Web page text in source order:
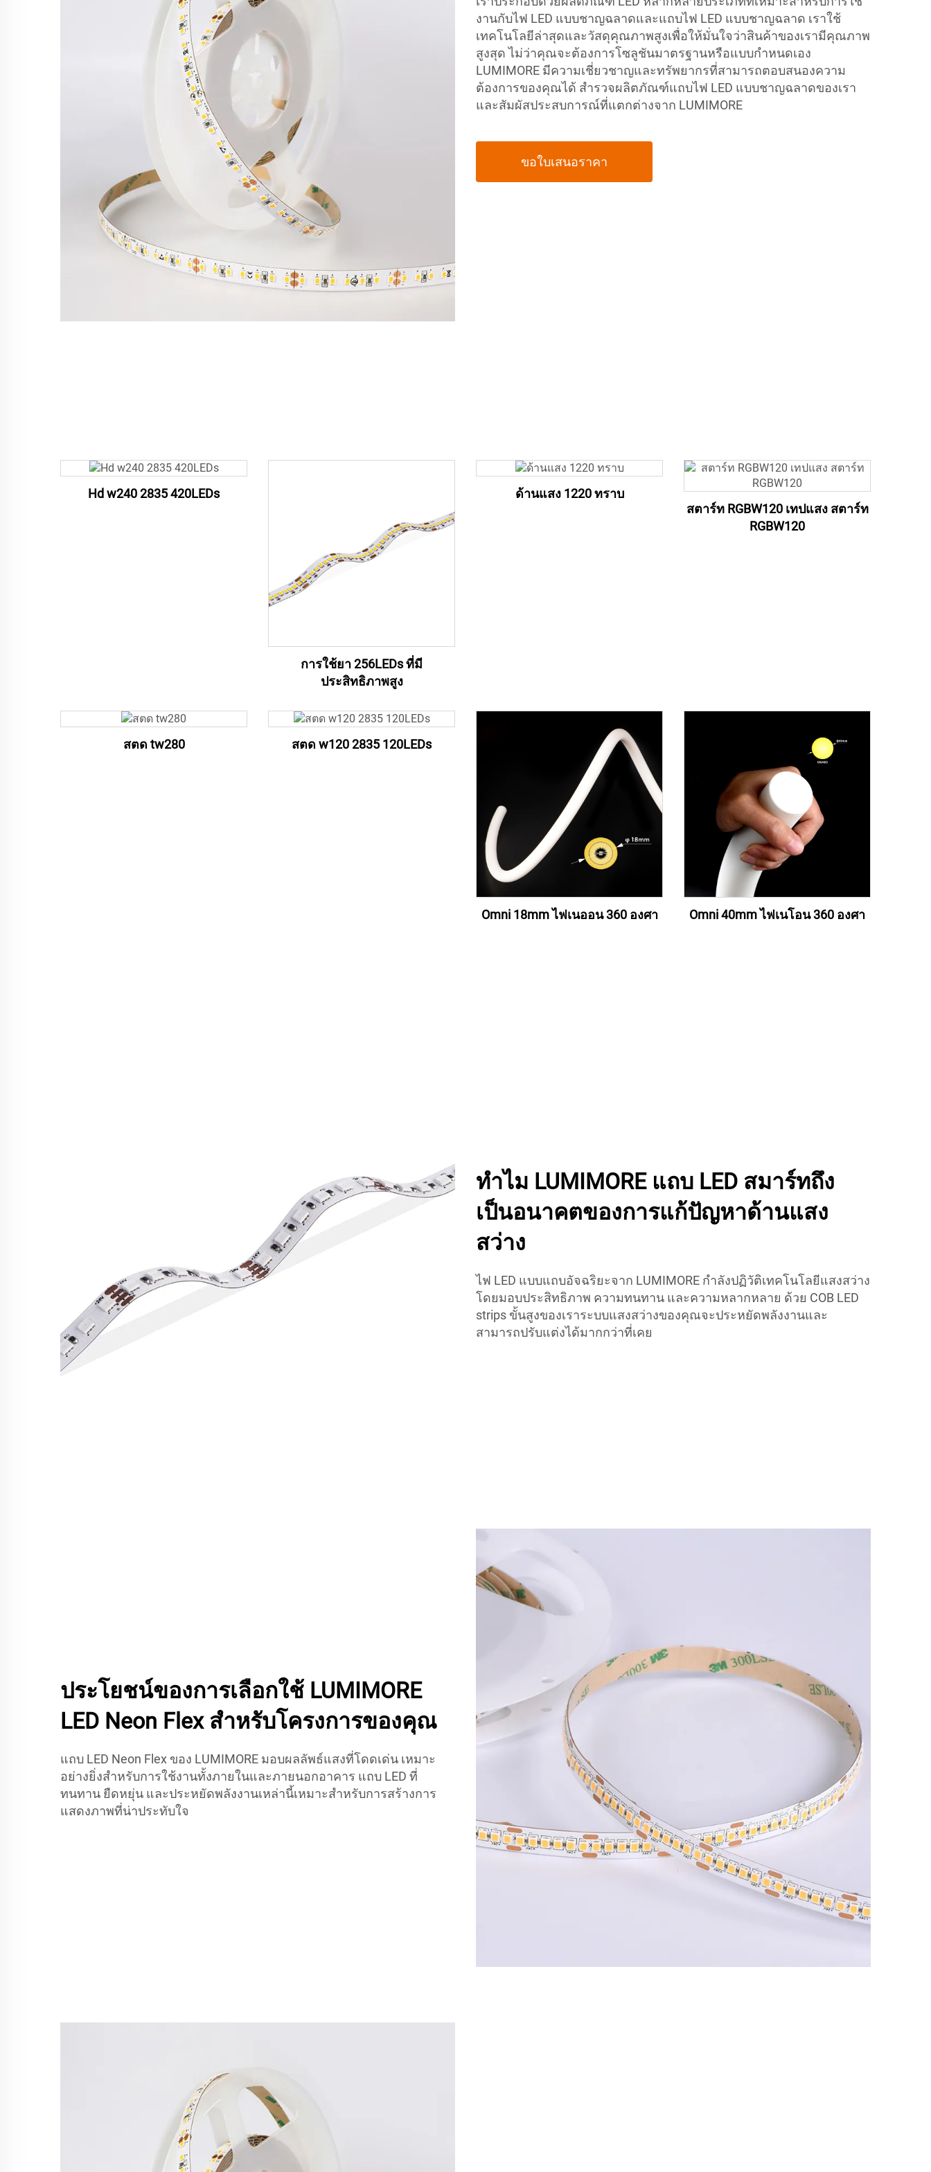
งานกับไฟ LED แบบชาญฉลาดและแถบไฟ LED แบบชาญฉลาด เราใช้
เทคโนโลยีล่าสุดและวัสดุคุณภาพสูงเพื่อให้มั่นใจว่าสินค้าของเรามีคุณภาพ
สูงสุด ไม่ว่าคุณจะต้องการโซลูชันมาตรฐานหรือแบบกำหนดเอง
LUMIMORE มีความเชี่ยวชาญและทรัพยากรที่สามารถตอบสนองความ
ต้องการของคุณได้ สำรวจผลิตภัณฑ์แถบไฟ LED แบบชาญฉลาดของเรา
และสัมผัสประสบการณ์ที่แตกต่างจาก LUMIMORE
ขอใบเสนอราคา
Hd w240 2835 420LEDs
การใช้ยา 256LEDs ที่มี
ประสิทธิภาพสูง
ด้านแสง 1220 ทราบ
สตาร์ท RGBW120 เทปแสง สตาร์ท
RGBW120
สตด tw280 สตด w120 2835 120LEDs
Omni 18mm ไฟเนออน 360 องศา Omni 40mm ไฟเนโอน 360 องศา
ทำไม LUMIMORE แถบ LED สมาร์ทถึง
เป็นอนาคตของการแก้ปัญหาด้านแสง
สว่าง
ไฟ LED แบบแถบอัจฉริยะจาก LUMIMORE กำลังปฏิวัติเทคโนโลยีแสงสว่าง
โดยมอบประสิทธิภาพ ความทนทาน และความหลากหลาย ด้วย COB LED
strips ขั้นสูงของเราระบบแสงสว่างของคุณจะประหยัดพลังงานและ
สามารถปรับแต่งได้มากกว่าที่เคย
ประโยชน์ของการเลือกใช้ LUMIMORE
LED Neon Flex สำหรับโครงการของคุณ
แถบ LED Neon Flex ของ LUMIMORE มอบผลลัพธ์แสงที่โดดเด่น เหมาะ
อย่างยิ่งสำหรับการใช้งานทั้งภายในและภายนอกอาคาร แถบ LED ที่
ทนทาน ยืดหยุ่น และประหยัดพลังงานเหล่านี้เหมาะสำหรับการสร้างการ
แสดงภาพที่น่าประทับใจ